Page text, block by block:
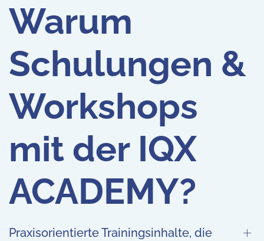
Warum
Schulungen &
Workshops
mit der IQX
ACADEMY?
Praxisorientierte Trainingsinhalte, die